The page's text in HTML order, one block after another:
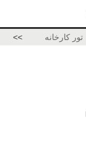
تور کارخانه >>